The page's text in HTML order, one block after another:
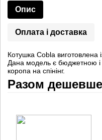
Опис
Оплата і доставка
Котушка Cobla виготовлена
Дана модель є бюджетною і
коропа на спінінг.
Разом дешевше